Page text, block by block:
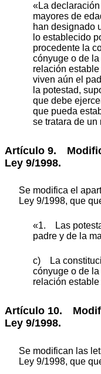
«La
mayores de
han designado
lo establecido
procedente la
cónyuge o de
relación
viven aún el
la potestad,
que debe
que pueda
se tratara de un
Artículo 9.
Ley 9/1998.
Se modifica el
Ley 9/1998, que
«1. Las
padre y de la
c) La
cónyuge o de
relación
Artículo 10.
Ley 9/1998.
Se modifican las
Ley 9/1998, que